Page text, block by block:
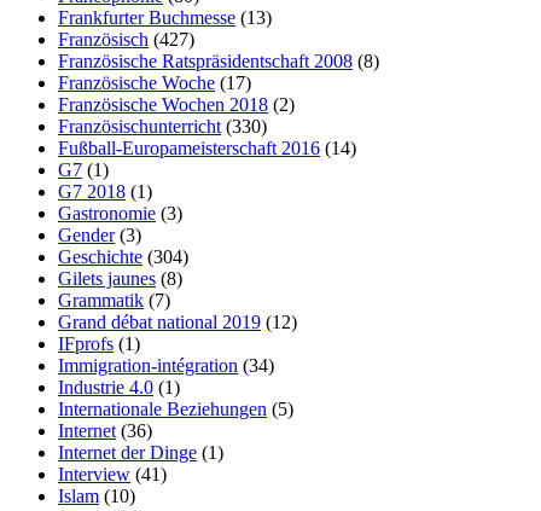
Frankfurter Buchmesse (13)
Französisch (427)
Französische Ratspräsidentschaft 2008 (8)
Französische Woche (17)
Französische Wochen 2018 (2)
Französischunterricht (330)
Fußball-Europameisterschaft 2016 (14)
G7 (1)
G7 2018 (1)
Gastronomie (3)
Gender(3)
Geschichte (304)
Gilets jaunes (8)
Grammatik (7)
Grand débat national 2019 (12)
IFprofs (1)
Immigration-intégration (34)
Industrie 4.0 (1)
Internationale Beziehungen (5)
Internet (36)
Internet der Dinge (1)
Interview (41)
Islam (10)